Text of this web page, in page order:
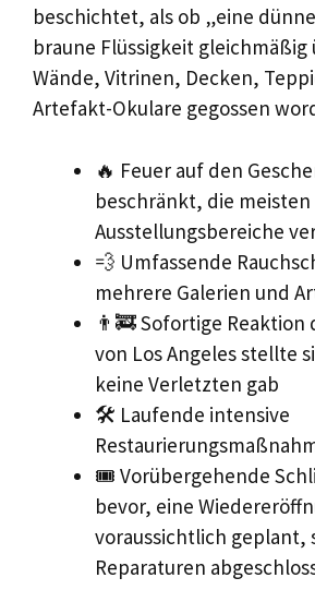
beschichtet, als ob „eine
braune Flüssigkeit gleichmäßig
Wände, Vitrinen, Decken,
Artefakt-Okulare gegossen
🔥 Feuer auf den
beschränkt, die meisten
Ausstellungsbereiche
💨 Umfassende
mehrere Galerien und
👨‍🚒 Sofortige Reaktion
von Los Angeles stellte
keine Verletzten gab
🛠️ Laufende intensive
🎟️ Vorübergehende
bevor, eine
voraussichtlich geplant,
Reparaturen